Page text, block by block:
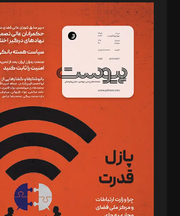
مدیر مسئول: محمدباقر اثنی‌عشری
سردبیر: مهرک محمودی
دبیر تحریریه: میثم قاسمی
د‌بیر ناداستان: سمانه سمیع
د‌بیر خدمت و تجارت: ابوالفضل رجبی
د‌بیر حقوق فناوری: حسام‌الدین ایپکچی
د‌بیر پیوست جهان: مینا پاکدل
د‌بیر تحریریه آنلاین: بابک نقاش
تحریریه‌: مجتبی محمود‌ی، آرش برهمند، یسنا
مصطفی مسجدی آرانی، ابوالفضل رجبی، زهرا فکرانه،
رستمی،مصطفی باستان
ویرایش: نگار استاد‌‌آقا
طراح یونیفرم: مجید توکلی